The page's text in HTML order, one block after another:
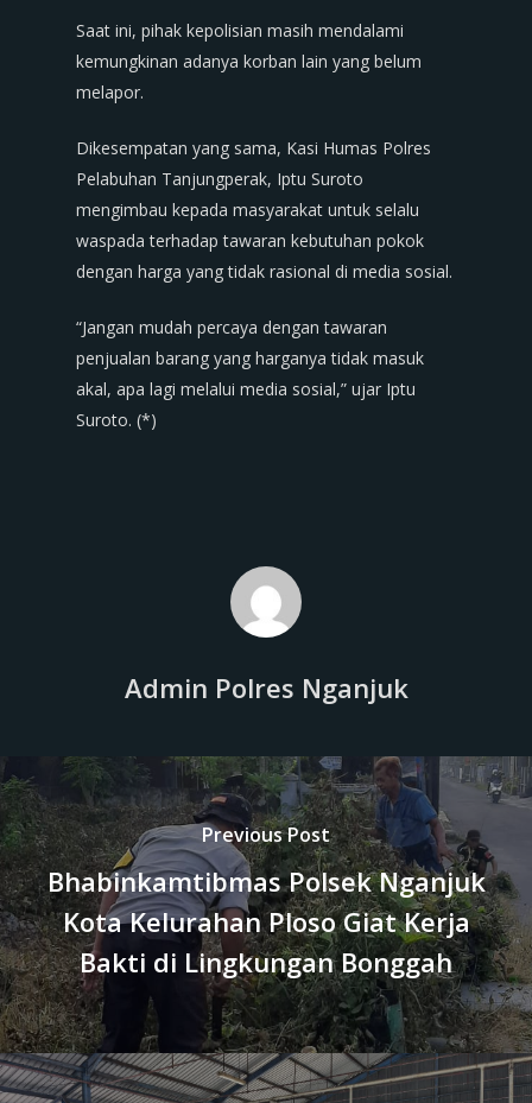
Saat ini, pihak kepolisian masih mendalami
kemungkinan adanya korban lain yang belum
melapor.
Dikesempatan yang sama, Kasi Humas Polres
Pelabuhan Tanjungperak, Iptu Suroto
mengimbau kepada masyarakat untuk selalu
waspada terhadap tawaran kebutuhan pokok
dengan harga yang tidak rasional di media sosial.
“Jangan mudah percaya dengan tawaran
penjualan barang yang harganya tidak masuk
akal, apa lagi melalui media sosial,” ujar Iptu
Suroto. (*)
Admin Polres Nganjuk
Previous Post
Bhabinkamtibmas Polsek Nganjuk
Kota Kelurahan Ploso Giat Kerja
Bakti di Lingkungan Bonggah